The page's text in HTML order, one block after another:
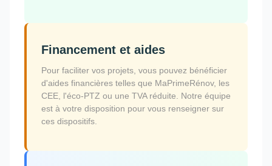
Financement et aides
Pour faciliter vos projets, vous pouvez bénéficier
d'aides financières telles que MaPrimeRénov, les
CEE, l'éco-PTZ ou une TVA réduite. Notre équipe
est à votre disposition pour vous renseigner sur
ces dispositifs.